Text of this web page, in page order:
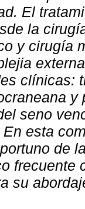
El
la
y cirugía
clínicas:
seno
esta
de
frecuente
su